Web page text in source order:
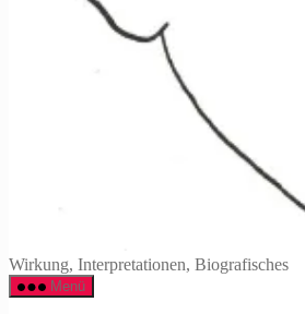
Walter
Mehring
Wirkung, Interpretationen, Biografisches
Menü